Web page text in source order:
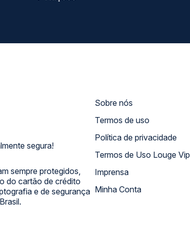
segura!
sempre protegidos,
do cartão de crédito
e de segurança
Sobre nós
Termos de uso
Política de privacidade
Termos de Uso Louge Vip
Imprensa
Minha Conta